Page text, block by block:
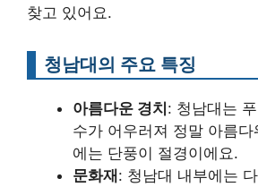
찾고 있어요.
청남대의 주요 특징
아름다운 경치: 청남대는
수가 어우러져 정말 아름
에는 단풍이 절경이에요.
문화재: 청남대 내부에는